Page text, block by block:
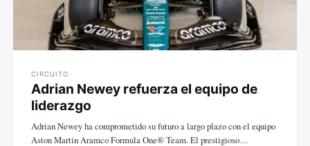
CIRCUITO
Adrian Newey refuerza el equipo de
liderazgo
Adrian Newey ha comprometido su futuro a largo plazo con el equipo
Aston Martin Aramco Formula One® Team. El prestigioso…